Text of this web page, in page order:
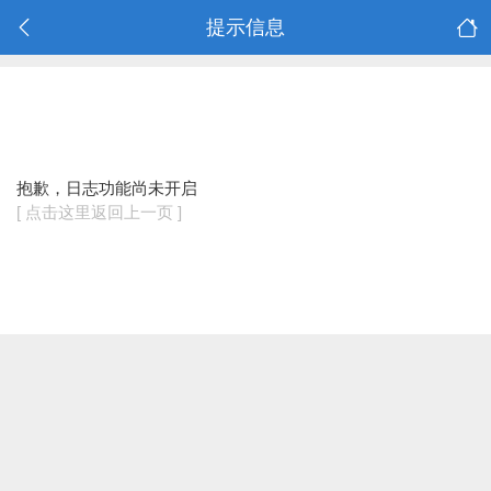
提示信息
抱歉，日志功能尚未开启
[ 点击这里返回上一页 ]